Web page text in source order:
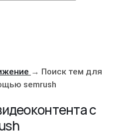
→ Поиск тем для
semrush
с